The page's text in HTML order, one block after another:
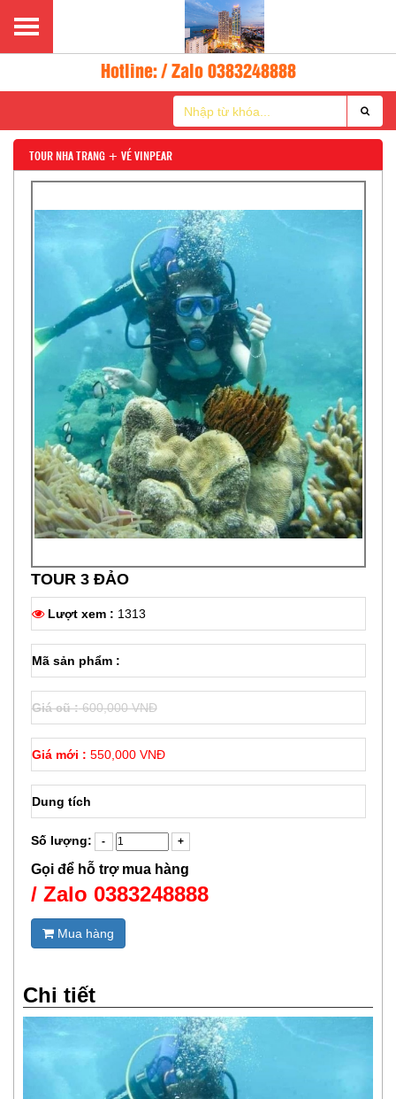
Hotline: / Zalo 0383248888
TOUR NHA TRANG + VÉ VINPEAR
TOUR 3 ĐẢO
Lượt xem : 1313
Mã sản phẩm :
Giá cũ :600,000 VNĐ
Giá mới : 550,000 VNĐ
Dung tích
Số lượng:
Gọi để hỗ trợ mua hàng
/ Zalo 0383248888
Mua hàng
Chi tiết